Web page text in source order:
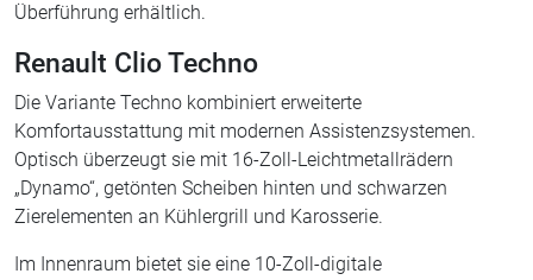
Überführung erhältlich.
Renault Clio Techno
Die Variante Techno kombiniert erweiterte
Komfortausstattung mit modernen Assistenzsystemen.
Optisch überzeugt sie mit 16-Zoll-Leichtmetallrädern
„Dynamo“, getönten Scheiben hinten und schwarzen
Zierelementen an Kühlergrill und Karosserie.
Im Innenraum bietet sie eine 10-Zoll-digitale